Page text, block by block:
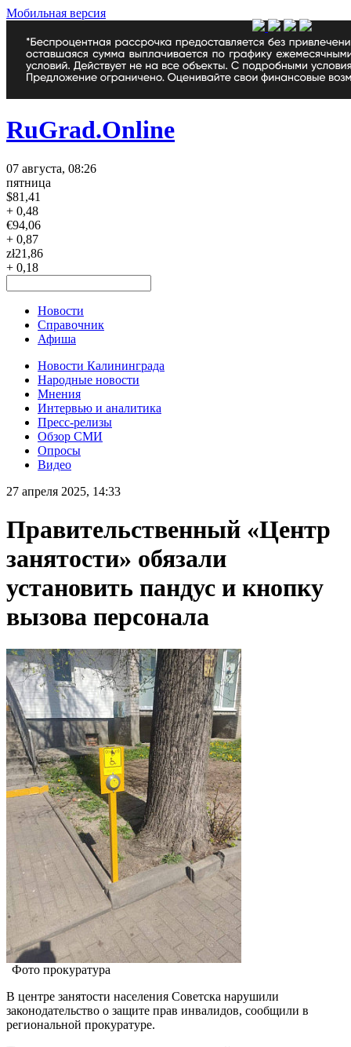
Мобильная версия
RuGrad.Online
07 августа, 08:26
пятница
$81,41
+ 0,48
€94,06
+ 0,87
zł21,86
+ 0,18
Новости
Справочник
Афиша
Новости Калининграда
Народные новости
Мнения
Интервью и аналитика
Пресс-релизы
Обзор СМИ
Опросы
Видео
27 апреля 2025, 14:33
Правительственный «Центр
занятости» обязали
установить пандус и кнопку
вызова персонала
Фото прокуратура
В центре занятости населения Советска нарушили
законодательство о защите прав инвалидов, сообщили в
региональной прокуратуре.